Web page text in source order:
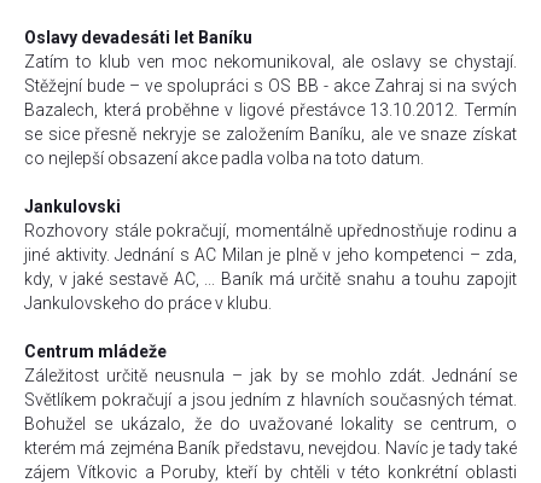
Oslavy devadesáti let Baníku
Zatím to klub ven moc nekomunikoval, ale oslavy se chystají.
Stěžejní bude – ve spolupráci s OS BB - akce Zahraj si na svých
Bazalech, která proběhne v ligové přestávce 13.10.2012. Termín
se sice přesně nekryje se založením Baníku, ale ve snaze získat
co nejlepší obsazení akce padla volba na toto datum.
Jankulovski
Rozhovory stále pokračují, momentálně upřednostňuje rodinu a
jiné aktivity. Jednání s AC Milan je plně v jeho kompetenci – zda,
kdy, v jaké sestavě AC, ... Baník má určitě snahu a touhu zapojit
Jankulovskeho do práce v klubu.
Centrum mládeže
Záležitost určitě neusnula – jak by se mohlo zdát. Jednání se
Světlíkem pokračují a jsou jedním z hlavních současných témat.
Bohužel se ukázalo, že do uvažované lokality se centrum, o
kterém má zejména Baník představu, nevejdou. Navíc je tady také
zájem Vítkovic a Poruby, kteří by chtěli v této konkrétní oblasti